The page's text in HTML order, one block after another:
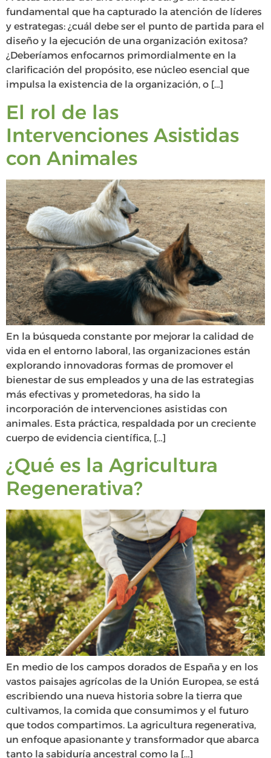
fundamental que ha capturado la atención de líderes
y estrategas: ¿cuál debe ser el punto de partida para el
diseño y la ejecución de una organización exitosa?
¿Deberíamos enfocarnos primordialmente en la
clarificación del propósito, ese núcleo esencial que
impulsa la existencia de la organización, o […]
El rol de las
Intervenciones Asistidas
con Animales
En la búsqueda constante por mejorar la calidad de
vida en el entorno laboral, las organizaciones están
explorando innovadoras formas de promover el
bienestar de sus empleados y una de las estrategias
más efectivas y prometedoras, ha sido la
incorporación de intervenciones asistidas con
animales. Esta práctica, respaldada por un creciente
cuerpo de evidencia científica, […]
¿Qué es la Agricultura
Regenerativa?
En medio de los campos dorados de España y en los
vastos paisajes agrícolas de la Unión Europea, se está
escribiendo una nueva historia sobre la tierra que
cultivamos, la comida que consumimos y el futuro
que todos compartimos. La agricultura regenerativa,
un enfoque apasionante y transformador que abarca
tanto la sabiduría ancestral como la […]